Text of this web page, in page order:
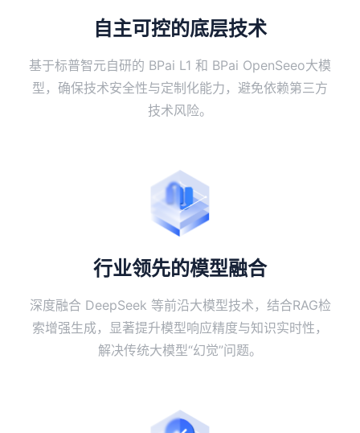
自主可控的底层技术
基于标普智元自研的 ​BPai L1 和 ​BPai OpenSeeo大模
型，确保技术安全性与定制化能力，避免依赖第三方
技术风险。
行业领先的模型融合
深度融合 ​DeepSeek 等前沿大模型技术，结合​RAG检
索增强生成，显著提升模型响应精度与知识实时性，
解决传统大模型“幻觉”问题。